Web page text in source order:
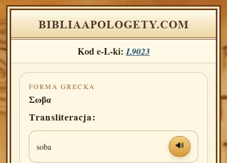
BIBLIAAPOLOGETY.COM
Kod e-L-ki: L9023
FORMA GRECKA
Σωβα
Transliteracja:
soba 🔊